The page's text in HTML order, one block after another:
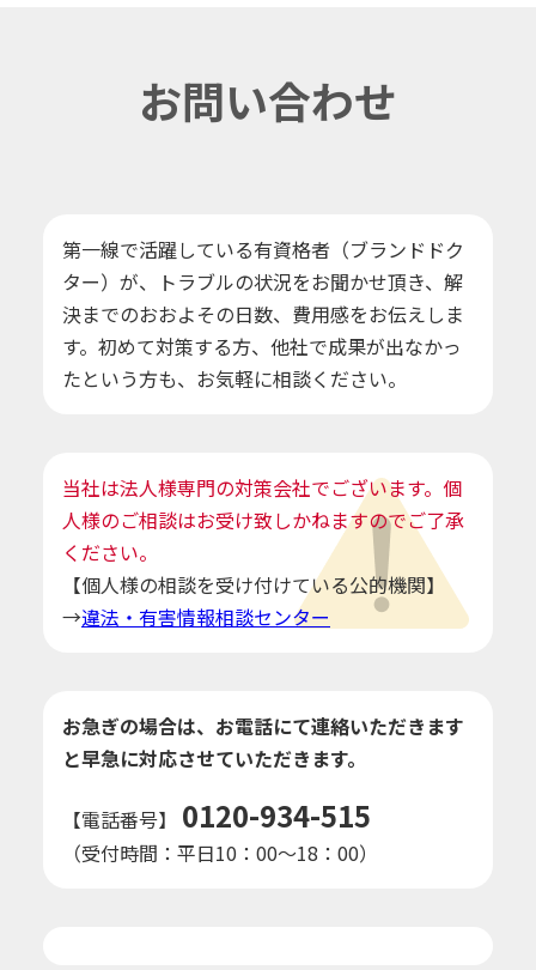
お問い合わせ
第一線で活躍している有資格者（ブランドドク
ター）が、トラブルの状況をお聞かせ頂き、解
決までのおおよその日数、費用感をお伝えしま
す。初めて対策する方、他社で成果が出なかっ
たという方も、お気軽に相談ください。
当社は法人様専門の対策会社でございます。個
人様のご相談はお受け致しかねますのでご了承
ください。
【個人様の相談を受け付けている公的機関】
→違法・有害情報相談センター
お急ぎの場合は、お電話にて連絡いただきます
と早急に対応させていただきます。
【電話番号】 0120-934-515
（受付時間：平日10：00～18：00）